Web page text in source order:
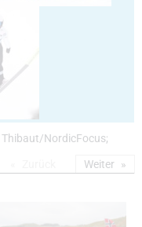
Thibaut/NordicFocus;
Weiter